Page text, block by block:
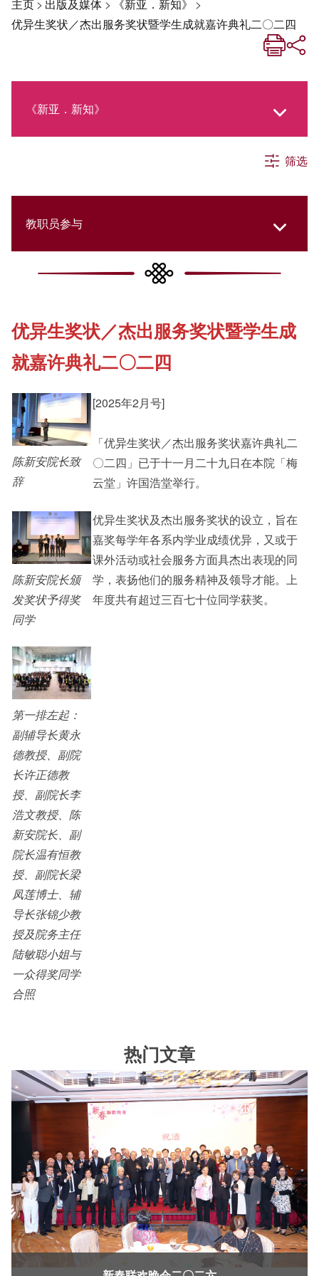
主页> 出版及媒体 > 《新亚．新知》 >
优异生奖状／杰出服务奖状暨学生成就嘉许典礼二〇二四
《新亚．新知》
社交媒体专栏
《新亚简讯》
《新亚书院概览》
新亚影集
筛选
教职员参与
College Updates
Cultural Topics
Student Development
Alumni Connections
优异生奖状／杰出服务奖状暨学生成
就嘉许典礼二〇二四
陈新安院长致
辞
陈新安院长颁
发奖状予得奖
同学
第一排左起：
副辅导长黄永
德教授、副院
长许正德教
授、副院长李
浩文教授、陈
新安院长、副
院长温有恒教
授、副院长梁
凤莲博士、辅
导长张锦少教
授及院务主任
陆敏聪小姐与
一众得奖同学
合照
[2025年2月号]
「优异生奖状／杰出服务奖状嘉许典礼二
〇二四」已于十一月二十九日在本院「梅
云堂」许国浩堂举行。
优异生奖状及杰出服务奖状的设立，旨在
嘉奖每学年各系内学业成绩优异，又或于
课外活动或社会服务方面具杰出表现的同
学，表扬他们的服务精神及领导才能。上
年度共有超过三百七十位同学获奖。
热门文章